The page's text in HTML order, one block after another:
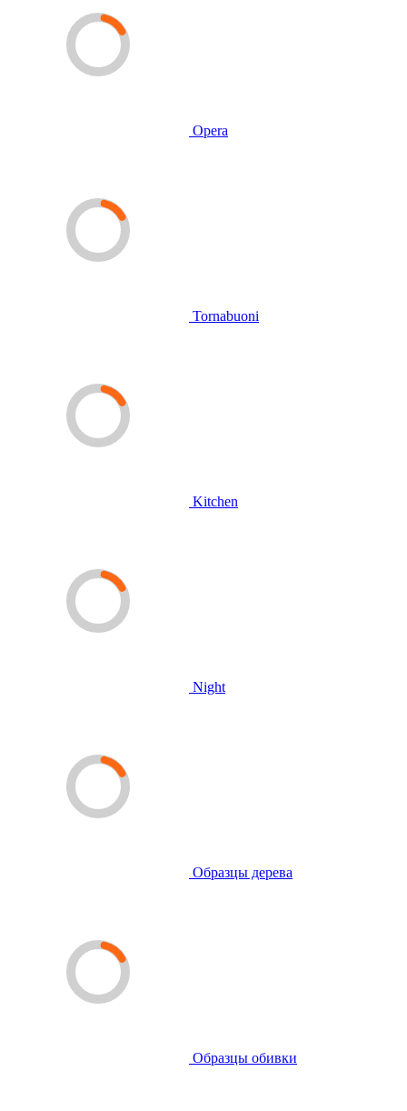
Opera
Tornabuoni
Kitchen
Night
Образцы дерева
Образцы обивки